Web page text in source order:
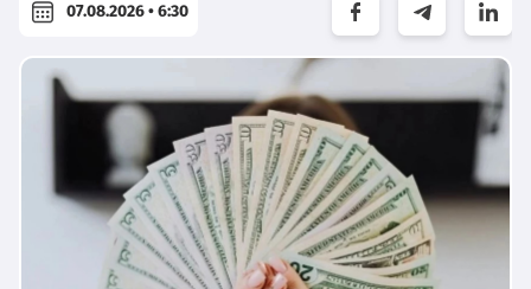
07.08.2026 • 6:30